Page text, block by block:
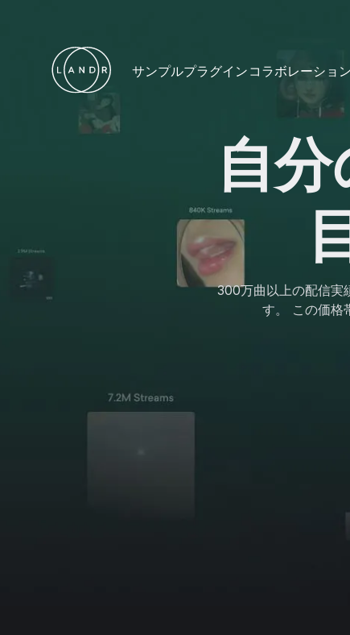
サンプルプラグイン コラボレーション
自
300万曲以上の配信実
す。 この価格